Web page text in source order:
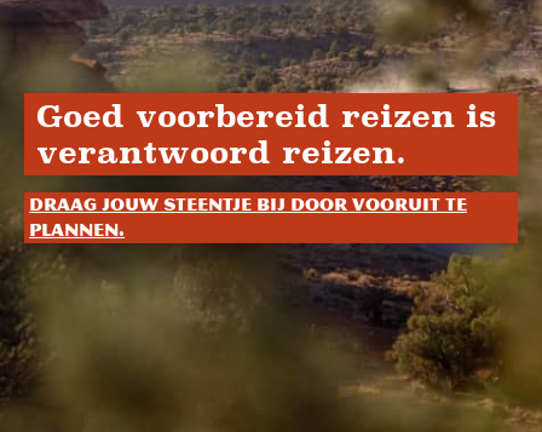
Goed voorbereid reizen is
verantwoord reizen.
Draag jouw steentje bij door vooruit te
plannen.